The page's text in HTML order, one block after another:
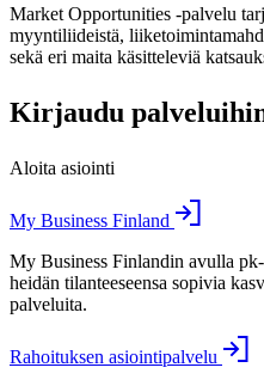
Market Opportunities -palvelu
myyntiliideistä,
sekä eri maita käsitteleviä
Kirjaudu
Aloita asiointi
My Business Finland
My Business Finlandin avulla
heidän tilanteeseensa sopivia
palveluita.
Rahoituksen asiointipalvelu